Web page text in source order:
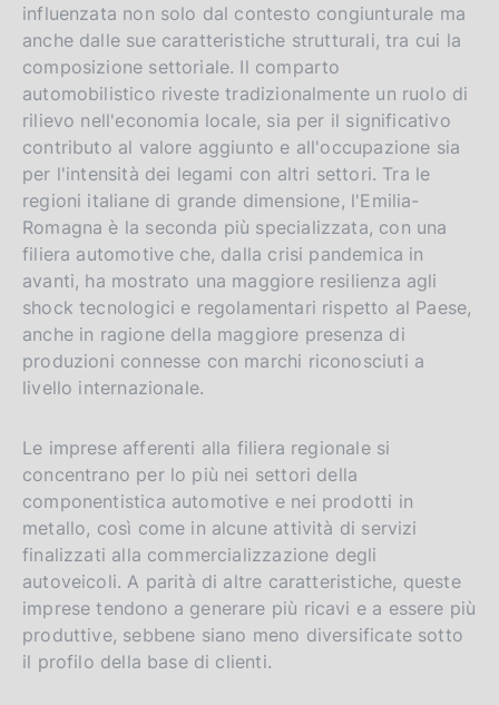
influenzata non solo dal contesto congiunturale ma
anche dalle sue caratteristiche strutturali, tra cui la
composizione settoriale. Il comparto
automobilistico riveste tradizionalmente un ruolo di
rilievo nell'economia locale, sia per il significativo
contributo al valore aggiunto e all'occupazione sia
per l'intensità dei legami con altri settori. Tra le
regioni italiane di grande dimensione, l'Emilia-
Romagna è la seconda più specializzata, con una
filiera automotive che, dalla crisi pandemica in
avanti, ha mostrato una maggiore resilienza agli
shock tecnologici e regolamentari rispetto al Paese,
anche in ragione della maggiore presenza di
produzioni connesse con marchi riconosciuti a
livello internazionale.
Le imprese afferenti alla filiera regionale si
concentrano per lo più nei settori della
componentistica automotive e nei prodotti in
metallo, così come in alcune attività di servizi
finalizzati alla commercializzazione degli
autoveicoli. A parità di altre caratteristiche, queste
imprese tendono a generare più ricavi e a essere più
produttive, sebbene siano meno diversificate sotto
il profilo della base di clienti.